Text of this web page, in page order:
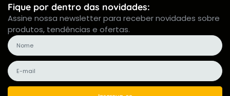
Fique por dentro das novidades:
Assine nossa newsletter para receber novidades sobre
produtos, tendências e ofertas.